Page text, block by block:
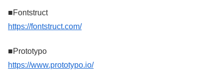
■Fontstruct
https://fontstruct.com/
■Prototypo
https://www.prototypo.io/